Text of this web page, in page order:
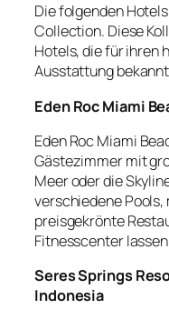
Die folgenden
Collection. Diese
Hotels, die für ihren
Ausstattung
Eden Roc Miami
Eden Roc Miami
Gästezimmer mit
Meer oder die
verschiedene Pools,
preisgekrönte
Fitnesscenter
Seres Springs
Indonesia